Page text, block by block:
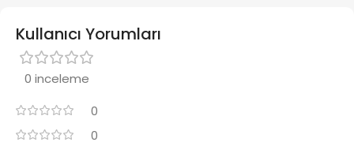
Kullanıcı Yorumları
0 inceleme
0
0